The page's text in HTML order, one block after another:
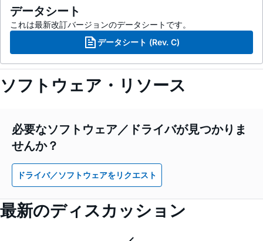
データシート
これは最新改訂バージョンのデータシートです。
データシート (Rev. C)
ソフトウェア・リソース
必要なソフトウェア／ドライバが見つかりま
せんか？
ドライバ／ソフトウェアをリクエスト
最新のディスカッション